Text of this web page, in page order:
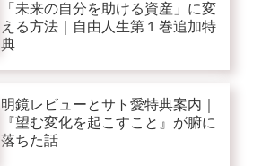
「未来の自分を助ける資産」に変
える方法｜自由人生第１巻追加特
典
明鏡レビューとサト愛特典案内｜
『望む変化を起こすこと』が腑に
落ちた話